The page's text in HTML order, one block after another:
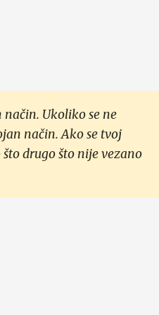
Ukoliko se ne
način. Ako se tvoj
drugo što nije vezano